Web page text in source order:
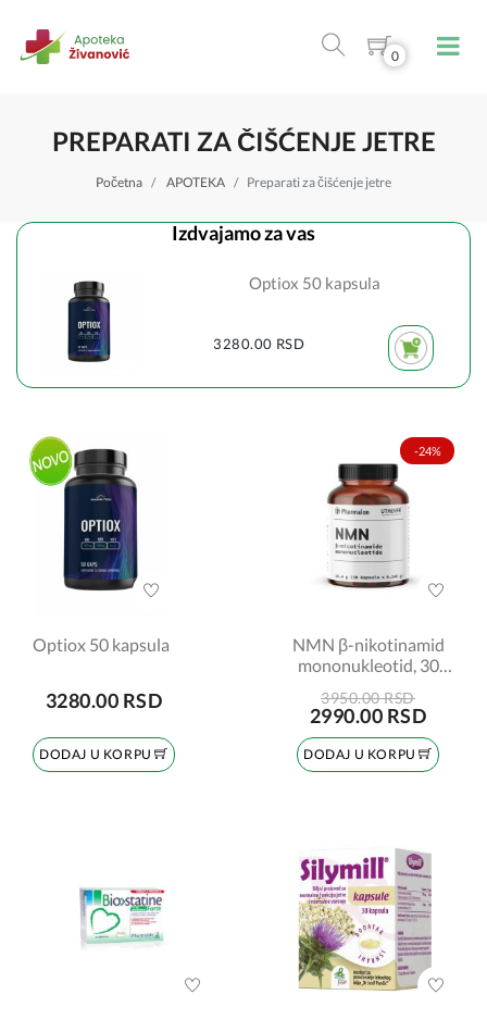
0
PREPARATI ZA ČIŠĆENJE JETRE
Početna APOTEKA Preparati za čišćenje jetre
Izdvajamo za vas
Optiox 50 kapsula
3280.00 RSD
Optiox 50 kapsula
3280.00 RSD
DODAJ U KORPU
-24%
NMN β-nikotinamid
mononukleotid, 30
3950.00 RSD
2990.00 RSD
DODAJ U KORPU